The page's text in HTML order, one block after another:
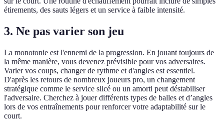
étirements, des sauts légers et un service à faible intensité.
3. Ne pas varier son jeu
La monotonie est l'ennemi de la progression. En jouant toujours de
la même manière, vous devenez prévisible pour vos adversaires.
Varier vos coups, changer de rythme et d'angles est essentiel.
D'après les retours de nombreux joueurs pro, un changement
stratégique comme le service slicé ou un amorti peut déstabiliser
l'adversaire. Cherchez à jouer différents types de balles et d’angles
lors de vos entraînements pour renforcer votre adaptabilité sur le
court.